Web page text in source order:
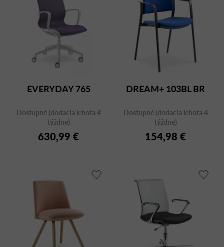
EVERYDAY 765
Dostupné (dodacia lehota 4
týždne)
630,99 €
DREAM+ 103BL BR
Dostupné (dodacia lehota 4
týždne)
154,98 €